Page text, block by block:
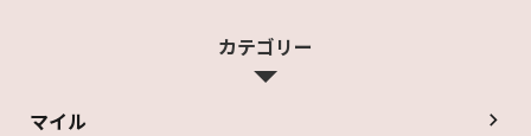
カテゴリー
マイル